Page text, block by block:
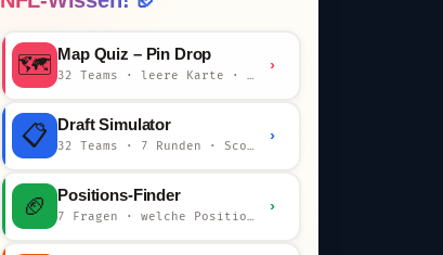
🗺️ Map Quiz – Pin Drop
32 Teams · leere Karte · km-Wertung
›
📋 Draft Simulator
32 Teams · 7 Runden · Scout-Kommentar
›
🏈 Positions-Finder
7 Fragen · welche Position bist du?
›